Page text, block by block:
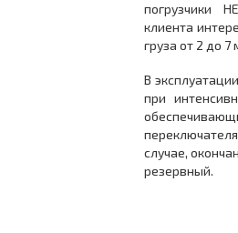
погрузчики
клиента
груза от 2 до 7
В
при
случае,
резервный.